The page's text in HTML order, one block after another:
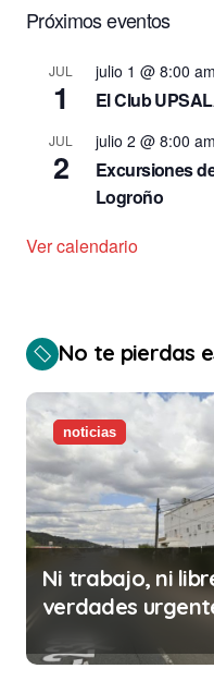
n
e
a
Próximos eventos
JUL
1
julio 1 @ 8:00 am
El Club
JUL
2
julio 2 @ 8:00 am
Excursiones
Logroño
Ver calendario
No te pierdas
noticias
Ni trabajo, ni
verdades